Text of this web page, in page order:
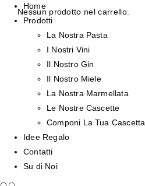
Nessun prodotto nel carrello.
Home
Prodotti
La Nostra Pasta
I Nostri Vini
Il Nostro Gin
Il Nostro Miele
La Nostra Marmellata
Le Nostre Cascette
Componi La Tua Cascetta
Idee Regalo
Contatti
Su di Noi